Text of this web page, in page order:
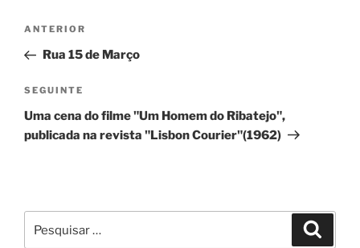
Navegação
artigos
Conteúdo
anterior
ANTERIOR
Rua 15 de Março
Conteúdo
seguinte
SEGUINTE
Uma cena do filme "Um Homem do Ribatejo",
publicada na revista "Lisbon Courier"(1962)
por: